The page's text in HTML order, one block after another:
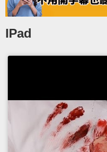
IPad